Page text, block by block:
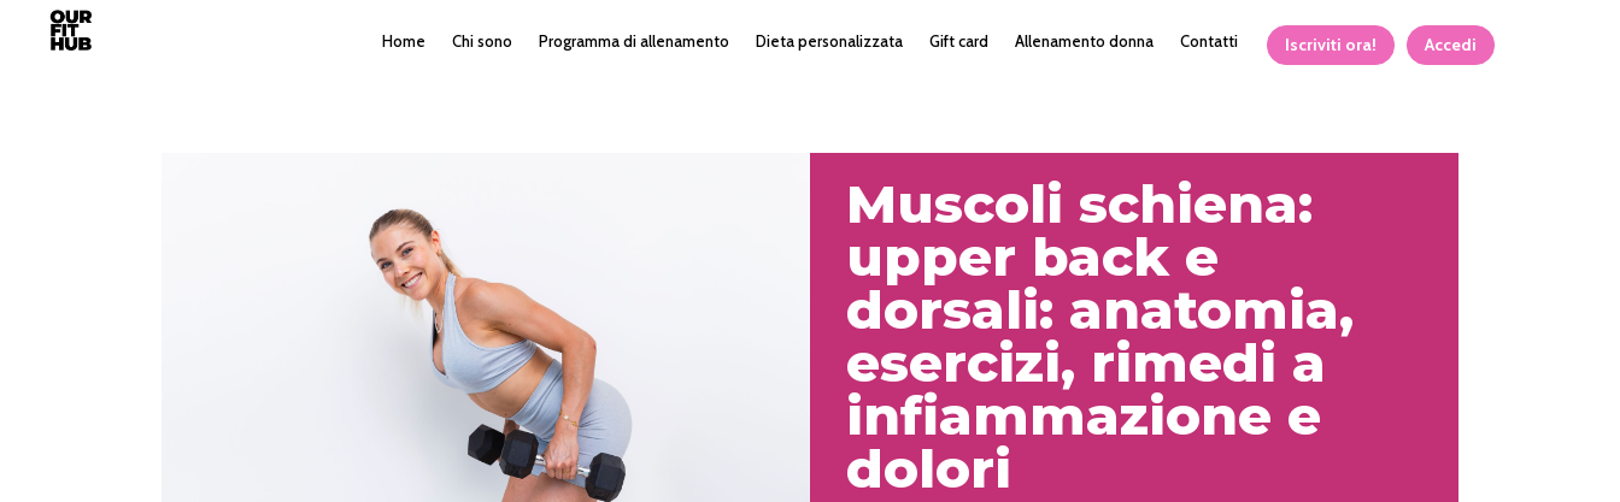
Home Chi sono Programma di allenamento Dieta personalizzata Gift card Allenamento donna Contatti Iscriviti ora! Accedi
Muscoli schiena:
upper back e
dorsali: anatomia,
esercizi, rimedi a
infiammazione e
dolori